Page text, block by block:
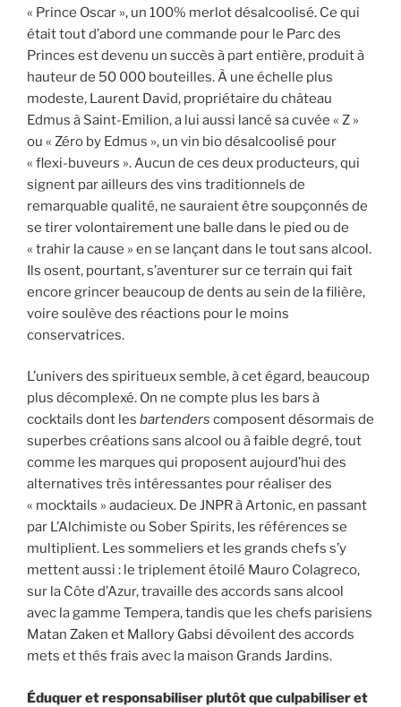
« Prince Oscar », un 100% merlot désalcoolisé. Ce qui
était tout d’abord une commande pour le Parc des
Princes est devenu un succès à part entière, produit à
hauteur de 50 000 bouteilles. À une échelle plus
modeste, Laurent David, propriétaire du château
Edmus à Saint-Emilion, a lui aussi lancé sa cuvée « Z »
ou « Zéro by Edmus », un vin bio désalcoolisé pour
« flexi-buveurs ». Aucun de ces deux producteurs, qui
signent par ailleurs des vins traditionnels de
remarquable qualité, ne sauraient être soupçonnés de
se tirer volontairement une balle dans le pied ou de
« trahir la cause » en se lançant dans le tout sans alcool.
Ils osent, pourtant, s’aventurer sur ce terrain qui fait
encore grincer beaucoup de dents au sein de la filière,
voire soulève des réactions pour le moins
conservatrices.
L’univers des spiritueux semble, à cet égard, beaucoup
plus décomplexé. On ne compte plus les bars à
cocktails dont les bartenders composent désormais de
superbes créations sans alcool ou à faible degré, tout
comme les marques qui proposent aujourd’hui des
alternatives très intéressantes pour réaliser des
« mocktails » audacieux. De JNPR à Artonic, en passant
par L’Alchimiste ou Sober Spirits, les références se
multiplient. Les sommeliers et les grands chefs s’y
mettent aussi : le triplement étoilé Mauro Colagreco,
sur la Côte d’Azur, travaille des accords sans alcool
avec la gamme Tempera, tandis que les chefs parisiens
Matan Zaken et Mallory Gabsi dévoilent des accords
mets et thés frais avec la maison Grands Jardins.
Éduquer et responsabiliser plutôt que culpabiliser et